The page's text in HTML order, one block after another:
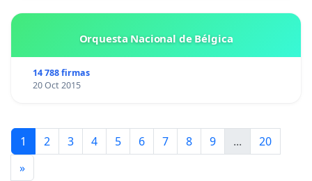
Orquesta Nacional de Bélgica
14 788 firmas
20 Oct 2015
1 2 3 4 5 6 7 8 9 ...
20
»